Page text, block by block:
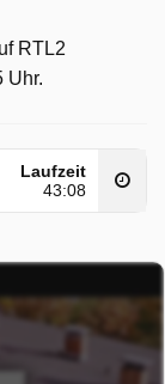
RTL2
Uhr.
Laufzeit
43:08